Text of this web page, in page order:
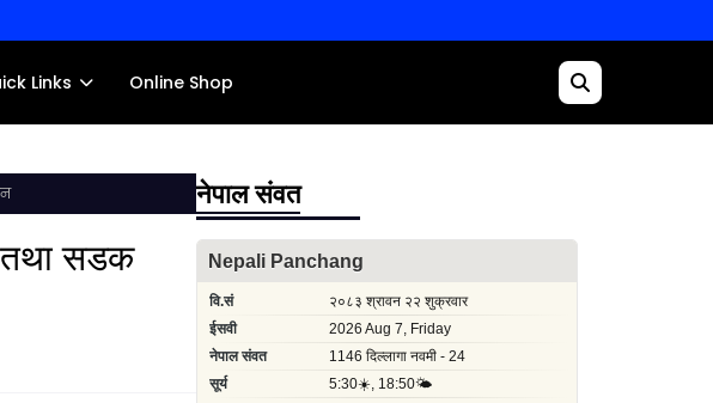
Links Online Shop
तथा सडक
नेपाल संवत